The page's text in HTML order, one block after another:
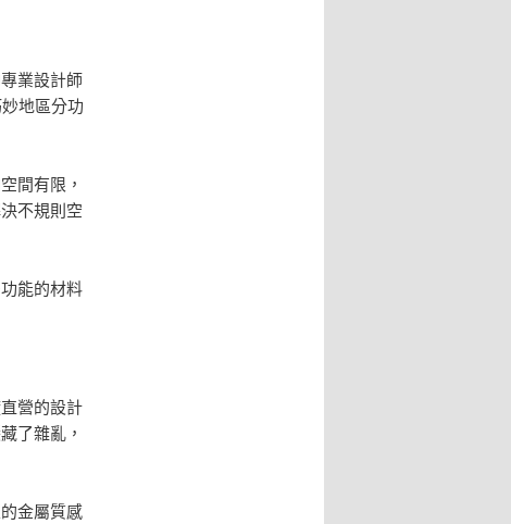
業設計師
地區分功
間有限，
不規則空
能的材料
營的設計
了雜亂，
金屬質感